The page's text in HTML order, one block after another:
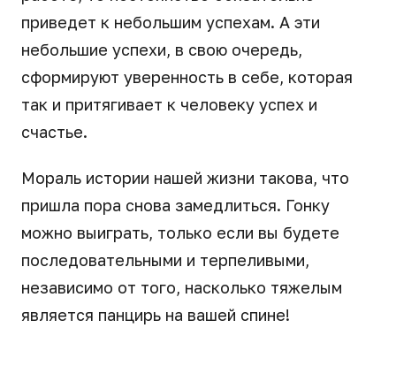
приведет к небольшим успехам. А эти
небольшие успехи, в свою очередь,
сформируют уверенность в себе, которая
так и притягивает к человеку успех и
счастье.
Мораль истории нашей жизни такова, что
пришла пора снова замедлиться. Гонку
можно выиграть, только если вы будете
последовательными и терпеливыми,
независимо от того, насколько тяжелым
является панцирь на вашей спине!